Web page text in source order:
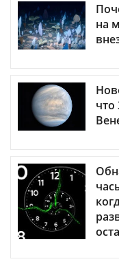
на
что